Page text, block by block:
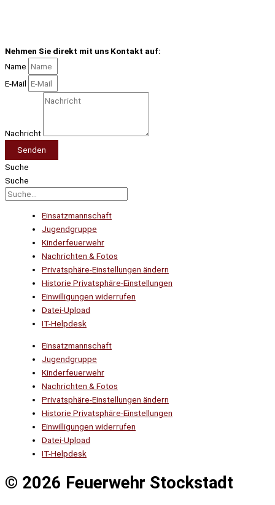
Nehmen Sie direkt mit uns Kontakt auf:
Name
E-Mail
Nachricht
Senden
Suche
Suche
Einsatzmannschaft
Jugendgruppe
Kinderfeuerwehr
Nachrichten & Fotos
Privatsphäre-Einstellungen ändern
Historie Privatsphäre-Einstellungen
Einwilligungen widerrufen
Datei-Upload
IT-Helpdesk
Einsatzmannschaft
Jugendgruppe
Kinderfeuerwehr
Nachrichten & Fotos
Privatsphäre-Einstellungen ändern
Historie Privatsphäre-Einstellungen
Einwilligungen widerrufen
Datei-Upload
IT-Helpdesk
© 2026 Feuerwehr Stockstadt